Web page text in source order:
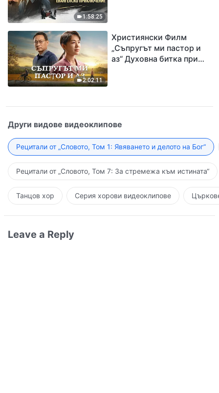
1:58:25
Исус
2:02:11
Християнски Филм
„Съпругът ми пастор и
аз“ Духовна битка при
Други видове видеоклипове
Рецитали от „Словото, Том 1: Явяването и делото на Бог“
Рецитали от „Словото, Том 7: За стремежа към истината“
Танцов хор Серия хорови видеоклипове
Leave a Reply